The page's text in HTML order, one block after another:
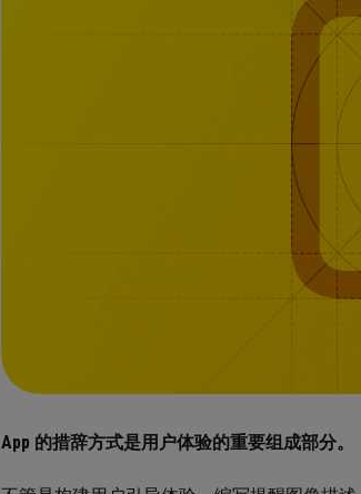
App 的措辞方式是用户体验的重要组成部分。